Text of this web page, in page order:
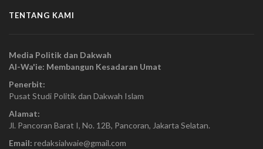
TENTANG KAMI
Media Politik dan Dakwah
Al-Wa'ie: Membangun Kesadaran Umat
Penerbit:
Pusat Studi Politik dan Dakwah Islam
Alamat:
Jl. Pancoran Barat I, No. 12B, Pancoran, Jakarta Selatan.
Email: redaksialwaie@gmail.com